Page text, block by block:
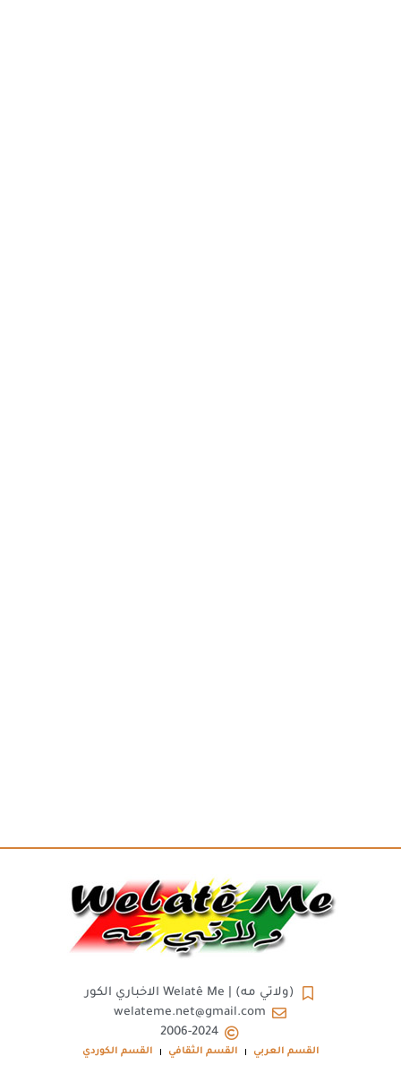
(ولاتي مه) | Welatê Me الاخباري الكور
welateme.net@gmail.com
2006-2024
القسم العربي القسم الثقافي القسم الكوردي